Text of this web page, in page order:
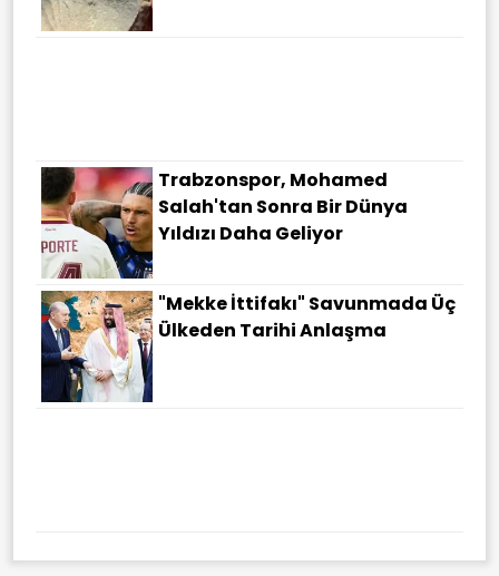
Trabzonspor, Mohamed
Salah'tan Sonra Bir Dünya
Yıldızı Daha Geliyor
"Mekke İttifakı" Savunmada Üç
Ülkeden Tarihi Anlaşma